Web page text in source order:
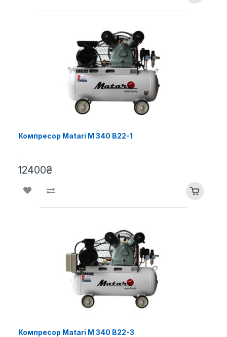
Компресор Matari M 340 B22-1
12400₴
Компресор Matari M 340 B22-3